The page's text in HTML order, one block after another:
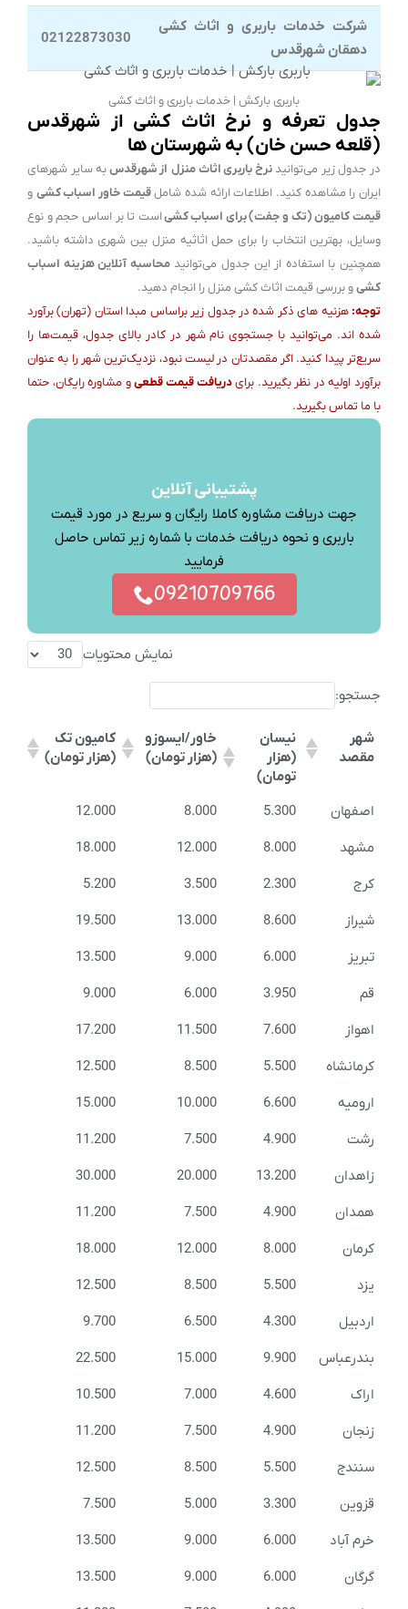
شرکت خدمات باربری و اثاث کشی
دهقان شهرقدس
02122873030
باربری بارکش | خدمات باربری و اثاث کشی
جدول تعرفه و نرخ اثاث کشی از شهرقدس
(قلعه حسن خان) به شهرستان ها
در جدول زیر می‌توانیدنرخ باربری اثاث منزل از شهرقدسبه سایر شهرهای
ایران را مشاهده کنید. اطلاعات ارائه شده شاملقیمت خاور اسباب کشی و
قیمت کامیون (تک و جفت) برای اسباب کشیاست تا بر اساس حجم و نوع
وسایل، بهترین انتخاب را برای حمل اثاثیه منزل بین شهری داشته باشید.
همچنین با استفاده از این جدول می‌توانیدمحاسبه آنلاین هزینه اسباب
کشیو بررسی قیمت اثاث کشی منزل را انجام دهید.
توجه:هزنیه های ذکر شده در جدول زیر براساس مبدا استان (تهران) برآورد
شده اند. می‌توانید با جستجوی نام شهر در کادر بالای جدول، قیمت‌ها را
سریع‌تر پیدا کنید. اگر مقصدتان در لیست نبود، نزدیک‌ترین شهر را به عنوان
برآورد اولیه در نظر بگیرید. برایدریافت قیمت قطعیو مشاوره رایگان، حتما
با ما تماس بگیرید.
پشتیبانی آنلاین
جهت دریافت مشاوره کاملا رایگان و سریع در مورد قیمت
باربری و نحوه دریافت خدمات با شماره زیر تماس حاصل
فرمایید
09210709766
نمایش محتویات
جستجو:
شهر
مقصد
نیسان
(هزار
تومان)
خاور/ایسوزو
(هزار تومان)
کامیون تک
(هزار تومان)
اصفهان 5.300
8.000
12.000
مشهد
8.000
12.000
18.000
کرج
2.300
3.500
5.200
شیراز
8.600
13.000
19.500
تبریز
6.000
9.000
13.500
قم
3.950
6.000
9.000
اهواز
7.600
11.500
17.200
کرمانشاه
5.500
8.500
12.500
ارومیه
6.600
10.000
15.000
رشت
4.900
7.500
11.200
زاهدان
13.200
20.000
30.000
همدان
4.900
7.500
11.200
کرمان
8.000
12.000
18.000
یزد
5.500
8.500
12.500
اردبیل
4.300
6.500
9.700
بندرعباس
9.900
15.000
22.500
اراک
4.600
7.000
10.500
زنجان
4.900
7.500
11.200
سنندج
5.500
8.500
12.500
قزوین
3.300
5.000
7.500
خرم آباد
6.000
9.000
13.500
گرگان
6.000
9.000
13.500